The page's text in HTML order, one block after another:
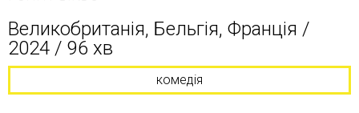
Великобританія, Бельгія, Франція /
2024 / 96 хв
комедія